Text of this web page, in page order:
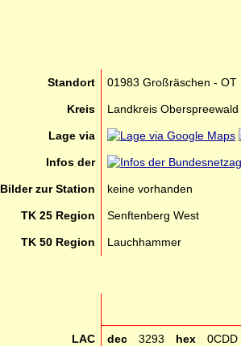
Standort 01983 Großräschen -
Kreis Landkreis
Lage via
Infos der
Bilder zur Station keine vorhanden
TK 25 Region Senftenberg West
TK 50 Region Lauchhammer
LAC dec 3293 hex 0CDD